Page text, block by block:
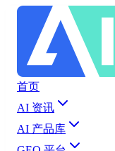
首页
AI 资讯
AI 产品库